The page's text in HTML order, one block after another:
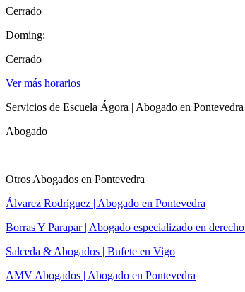
Cerrado
Doming:
Cerrado
Ver más horarios
Servicios de Escuela Ágora | Abogado en Pontevedra
Abogado
Otros Abogados en Pontevedra
Álvarez Rodríguez | Abogado en Pontevedra
Borras Y Parapar | Abogado especializado en
Salceda & Abogados | Bufete en Vigo
AMV Abogados | Abogado en Pontevedra